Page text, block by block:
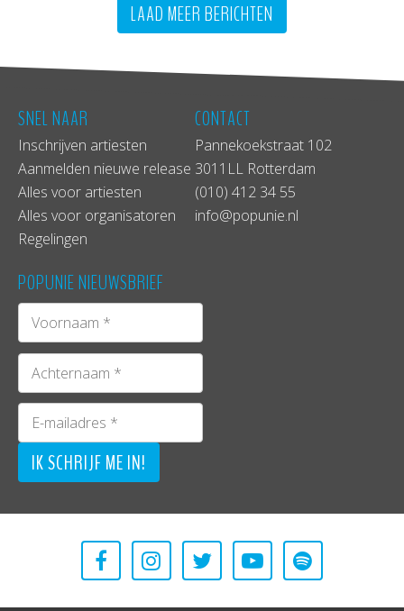
LAAD MEER BERICHTEN
SNEL NAAR
Inschrijven artiesten
Aanmelden nieuwe release
Alles voor artiesten
Alles voor organisatoren
Regelingen
CONTACT
Pannekoekstraat 102
3011LL Rotterdam
(010) 412 34 55
info@popunie.nl
POPUNIE NIEUWSBRIEF